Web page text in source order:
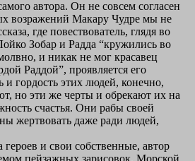
автора. Он не совсем согласен
возражений Макару Чудре мы не
где повествователь, глядя во
Зобар и Радда “кружились во
и никак не мог красавец
Раддой”, проявляется его
и гордость этих людей, конечно,
но эти же черты и обрекают их на
счастья. Они рабы своей
жертвовать даже ради людей,
и свои собственные, автор
пейзажных зарисовок. Морской